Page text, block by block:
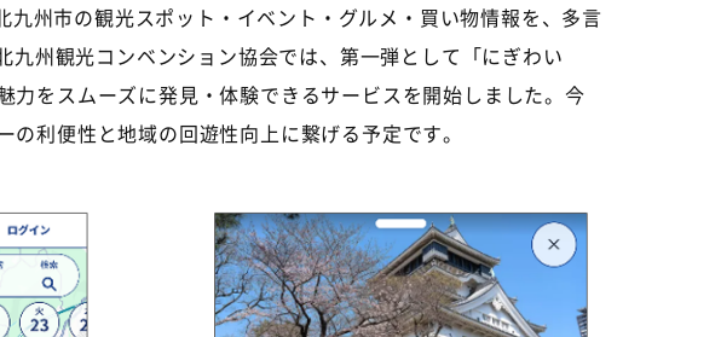
州市の観光スポット・イベント・グルメ・買い物情報を、多言
州観光コンベンション協会では、第一弾として「にぎわい
をスムーズに発見・体験できるサービスを開始しました。今
利便性と地域の回遊性向上に繋げる予定です。